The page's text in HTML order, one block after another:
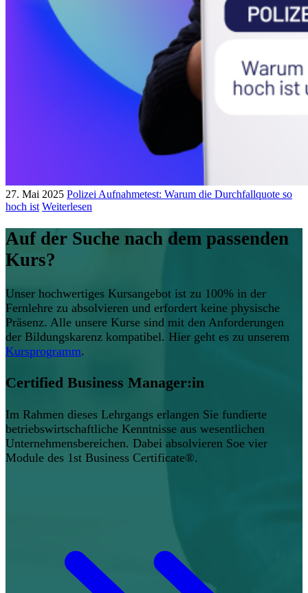
27. Mai 2025 Polizei Aufnahmetest: Warum die Durchfallquote so
hoch ist Weiterlesen
Auf der Suche nach dem passenden
Kurs?
Unser hochwertiges Kursangebot ist zu 100% in der
Fernlehre zu absolvieren und erfordert keine physische
Präsenz. Alle unsere Kurse sind mit den Anforderungen
der Bildungskarenz kompatibel. Hier geht es zu unserem
Kursprogramm.
Certified Business Manager:in
Im Rahmen dieses Lehrgangs erlangen Sie fundierte
betriebswirtschaftliche Kenntnisse aus wesentlichen
Unternehmensbereichen. Dabei absolvieren Soe vier
Module des 1st Business Certificate®.